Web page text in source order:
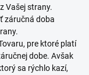
Vašej strany.
záručná doba
pre ktoré platí
dobe. Avšak
sa rýchlo kazí,